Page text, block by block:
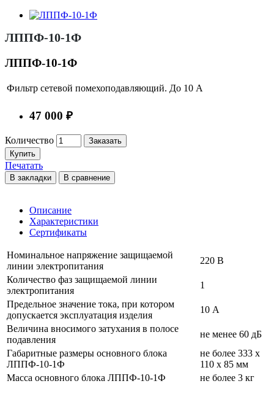
ЛППФ-10-1Ф
ЛППФ-10-1Ф
Фильтр сетевой помехоподавляющий. До 10 А
47 000 ₽
Количество
Заказать
Купить
Печатать
В закладки В сравнение
Описание
Характеристики
Сертификаты
Номинальное напряжение защищаемой
линии электропитания
220 В
Количество фаз защищаемой линии
электропитания
1
Предельное значение тока, при котором
допускается эксплуатация изделия
10 А
Величина вносимого затухания в полосе
подавления
не менее 60 дБ
Габаритные размеры основного блока
ЛППФ-10-1Ф
не более 333 х
110 х 85 мм
Масса основного блока ЛППФ-10-1Ф
не более 3 кг